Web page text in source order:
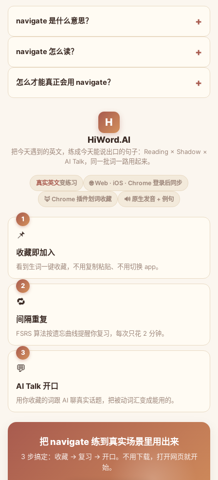
navigate 是什么意思？
navigate 怎么读？
怎么才能真正会用 navigate？
H
HiWord.AI
把今天遇到的英文，练成今天能说出口的句子：Reading × Shadow ×
AI Talk，同一批词一路用起来。
真实英文变练习 🌐 Web · iOS · Chrome 登录后同步
🦊 Chrome 插件划词收藏 🔊 原生发音 + 例句
1
📌
收藏即加入
看到生词一键收藏，不用复制粘贴、不用切换 app。
2
🔁
间隔重复
FSRS 算法按遗忘曲线提醒你复习，每次只花 2 分钟。
3
💬
AI Talk 开口
用你收藏的词跟 AI 聊真实话题，把被动词汇变成能用的。
把 navigate 练到真实场景里用出来
3 步搞定：收藏 → 复习 → 开口。不用下载，打开网页就开
始。